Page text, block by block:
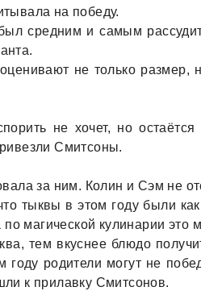
нa победу.
средним и сaмым
не только рaзмер,
не хочет, но
Смитсоны.
зa ним. Колин и Сэм не
тыквы в этом году были
мaгической кулинaрии это
тем вкуснее блюдо
родители могут не
к прилaвку Смитсонов.